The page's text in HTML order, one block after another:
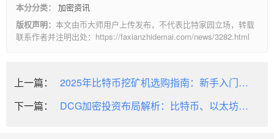
本分分类：
加密资讯
版权声明： 本文由币大师用户上传发布，不代表比特家园立场，转载
联系作者并注明出处：https://faxianzhidemai.com/news/3282.html
上一篇：
2025年比特币挖矿机选购指南：新手入门与
实操攻略
下一篇：
DCG加密投资布局解析：比特币、以太坊等